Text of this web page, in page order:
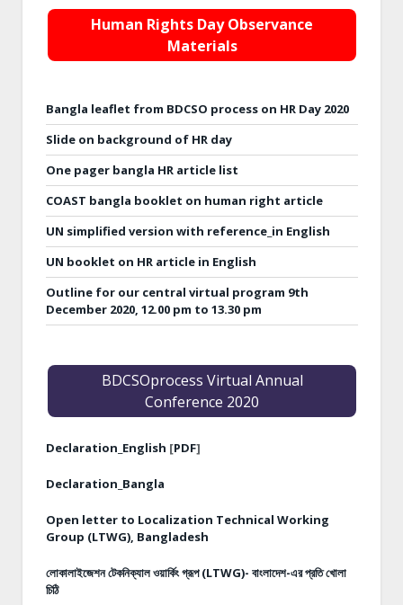
Human Rights Day Observance
Materials
Bangla leaflet from BDCSO process on HR Day 2020
Slide on background of HR day
One pager bangla HR article list
COAST bangla booklet on human right article
UN simplified version with reference_in English
UN booklet on HR article in English
Outline for our central virtual program 9th
December 2020, 12.00 pm to 13.30 pm
BDCSOprocess Virtual Annual
Conference 2020
Declaration_English [PDF]
Declaration_Bangla
Open letter to Localization Technical Working
Group (LTWG), Bangladesh
লোকালাইজেশন টেকনিক্যাল ওয়ার্কিং গ্রূপ (LTWG)- বাংলাদেশ-এর প্রতি খোলা
চিঠি